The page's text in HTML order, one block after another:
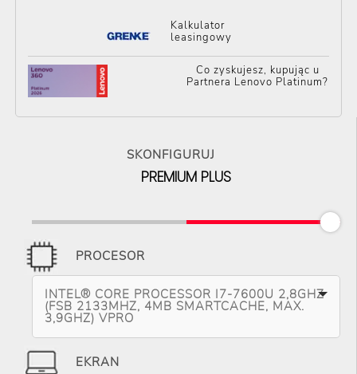
Kalkulator
leasingowy
Co zyskujesz, kupując u
Partnera Lenovo Platinum?
SKONFIGURUJ
PREMIUM PLUS
PROCESOR
INTEL® CORE PROCESSOR I7-7600U 2,8GHZ
(FSB 2133MHZ, 4MB SMARTCACHE, MAX.
3,9GHZ) VPRO
EKRAN